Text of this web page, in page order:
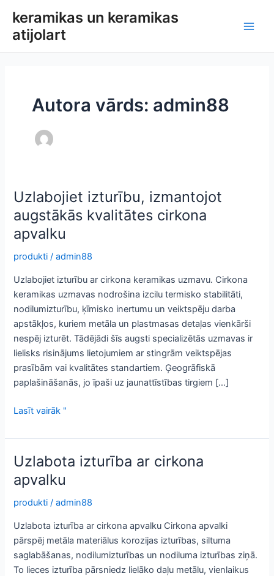
saturu
keramikas un keramikas
atijolart
Autora vārds: admin88
Uzlabojiet izturību, izmantojot
augstākās kvalitātes cirkona
apvalku
produkti /admin88
Uzlabojiet izturību ar cirkona keramikas uzmavu. Cirkona
keramikas uzmavas nodrošina izcilu termisko stabilitāti,
nodilumizturību, ķīmisko inertumu un veiktspēju darba
apstākļos, kuriem metāla un plastmasas detaļas vienkārši
nespēj izturēt. Tādējādi šīs augsti specializētās uzmavas ir
lielisks risinājums lietojumiem ar stingrām veiktspējas
prasībām vai kvalitātes standartiem. Ģeogrāfiskā
paplašināšanās, jo īpaši uz jaunattīstības tirgiem […]
Uzlabojiet
izmantojot
augstākās
kvalitātes
cirkona
apvalku
Lasīt vairāk "
Uzlabota izturība ar cirkona
apvalku
produkti /admin88
Uzlabota izturība ar cirkona apvalku Cirkona apvalki
pārspēj metāla materiālus korozijas izturības, siltuma
saglabāšanas, nodilumizturības un nodiluma izturības ziņā.
To lieces izturība pārsniedz lielāko daļu metālu, vienlaikus